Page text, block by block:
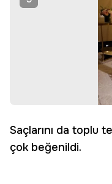
Saçlarını da toplu
çok beğenildi.